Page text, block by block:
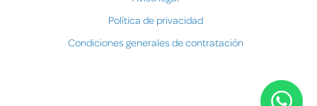
Política de privacidad
Condiciones generales de contratación